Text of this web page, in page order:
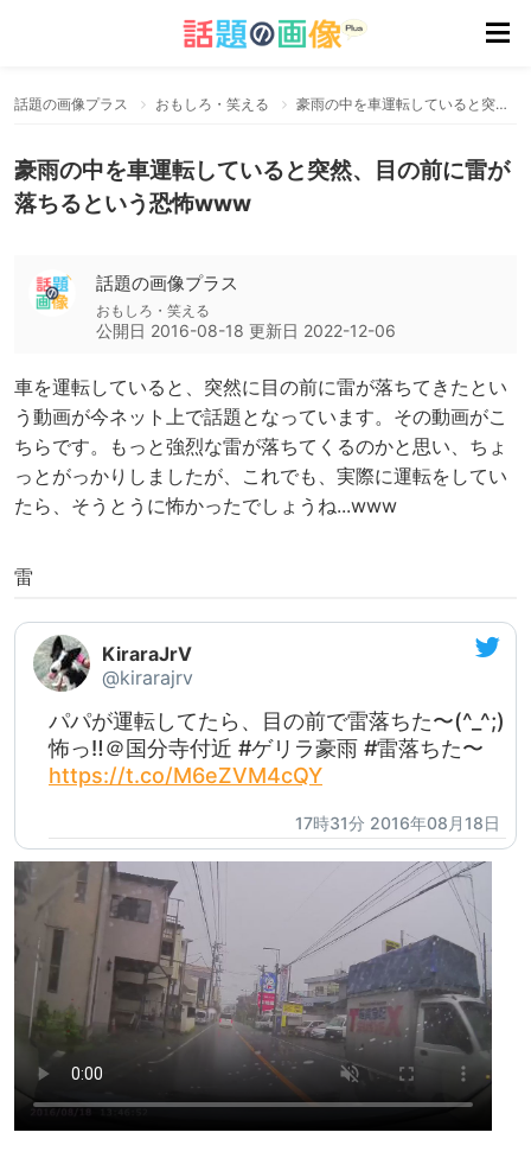
話題の画像プラス おもしろ・笑える 豪雨の中を車運転していると突然、目の前に雷が落ちるという恐怖www
豪雨の中を車運転していると突然、目の前に雷が
落ちるという恐怖www
話題の画像プラス
おもしろ・笑える
公開日 2016-08-18 更新日 2022-12-06
車を運転していると、突然に目の前に雷が落ちてきたとい
う動画が今ネット上で話題となっています。その動画がこ
ちらです。もっと強烈な雷が落ちてくるのかと思い、ちょ
っとがっかりしましたが、これでも、実際に運転をしてい
たら、そうとうに怖かったでしょうね...www
雷
KiraraJrV
@kirarajrv
パパが運転してたら、目の前で雷落ちた〜(^_^;)
怖っ‼️＠国分寺付近 #ゲリラ豪雨 #雷落ちた〜
https://t.co/M6eZVM4cQY
17時31分 2016年08月18日